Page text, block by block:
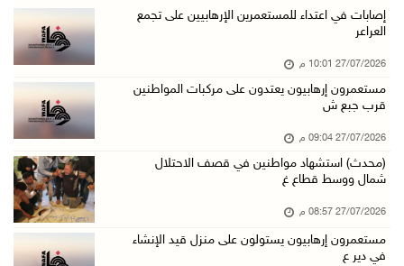
إصابات في اعتداء للمستعمرين الإرهابيين على تجمع
العراعر
27/07/2026 10:01 م
مستعمرون إرهابيون يعتدون على مركبات المواطنين
قرب جبع ش
27/07/2026 09:04 م
(محدث) استشهاد مواطنين في قصف الاحتلال
شمال ووسط قطاع غ
27/07/2026 08:57 م
مستعمرون إرهابيون يستولون على منزل قيد الإنشاء
في دير ع